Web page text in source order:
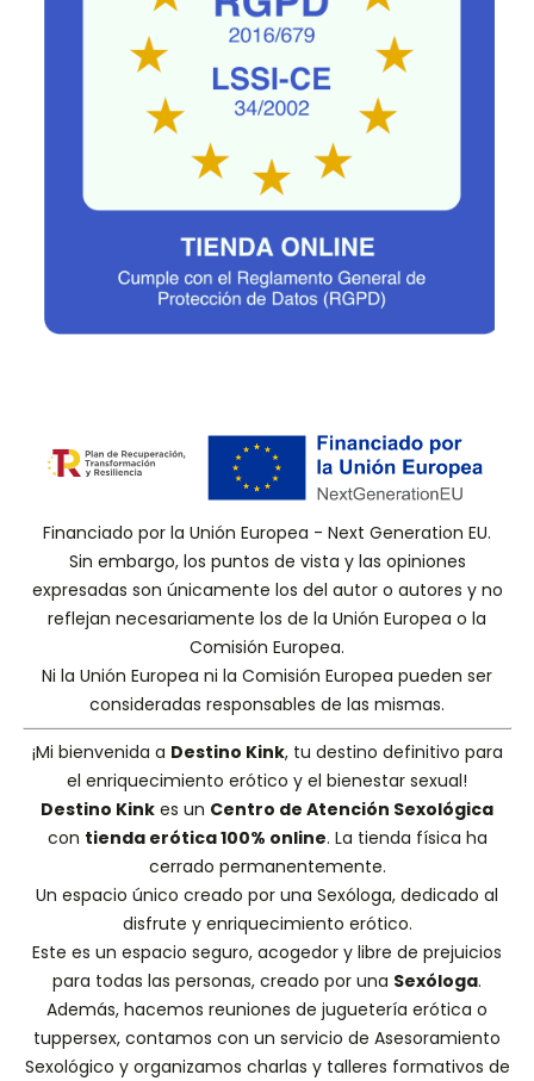
Financiado por la Unión Europea - Next Generation EU.
Sin embargo, los puntos de vista y las opiniones
expresadas son únicamente los del autor o autores y no
reflejan necesariamente los de la Unión Europea o la
Comisión Europea.
Ni la Unión Europea ni la Comisión Europea pueden ser
consideradas responsables de las mismas.
¡Mi bienvenida a Destino Kink, tu destino definitivo para
el enriquecimiento erótico y el bienestar sexual!
Destino Kink es un Centro de Atención Sexológica
con tienda erótica 100% online. La tienda física ha
cerrado permanentemente.
Un espacio único creado por una Sexóloga, dedicado al
disfrute y enriquecimiento erótico.
Este es un espacio seguro, acogedor y libre de prejuicios
para todas las personas, creado por una Sexóloga.
Además, hacemos reuniones de juguetería erótica o
tuppersex, contamos con un servicio de Asesoramiento
Sexológico y organizamos charlas y talleres formativos de